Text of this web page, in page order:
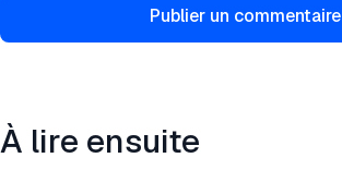
Publier un commentaire
À lire ensuite